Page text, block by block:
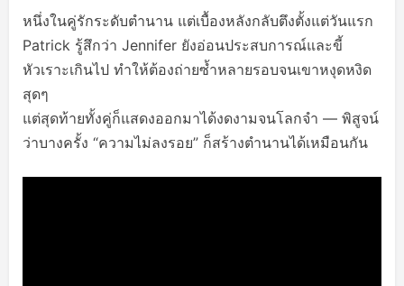
หนึ่งในคู่รักระดับตำนาน แต่เบื้องหลังกลับตึงตั้งแต่วันแรก
Patrick รู้สึกว่า Jennifer ยังอ่อนประสบการณ์และขี้
หัวเราะเกินไป ทำให้ต้องถ่ายซ้ำหลายรอบจนเขาหงุดหงิด
สุดๆ
แต่สุดท้ายทั้งคู่ก็แสดงออกมาได้งดงามจนโลกจำ — พิสูจน์
ว่าบางครั้ง “ความไม่ลงรอย” ก็สร้างตำนานได้เหมือนกัน